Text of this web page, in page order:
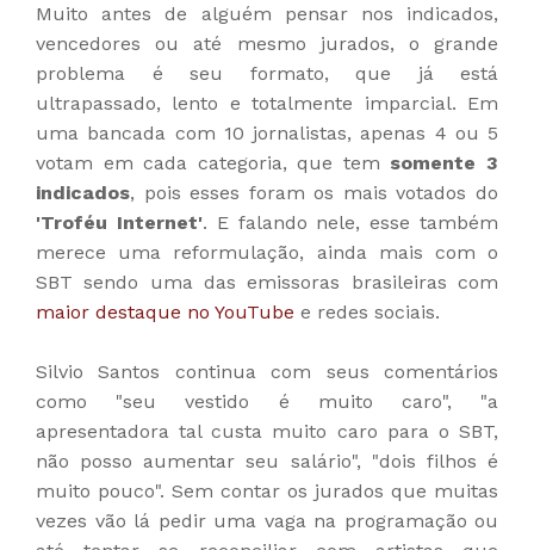
Muito antes de alguém pensar nos indicados,
vencedores ou até mesmo jurados, o grande
problema é seu formato, que já está
ultrapassado, lento e totalmente imparcial. Em
uma bancada com 10 jornalistas, apenas 4 ou 5
votam em cada categoria, que tem somente 3
indicados, pois esses foram os mais votados do
'Troféu Internet'. E falando nele, esse também
merece uma reformulação, ainda mais com o
SBT sendo uma das emissoras brasileiras com
maior destaque no YouTube e redes sociais.
Silvio Santos continua com seus comentários
como "seu vestido é muito caro", "a
apresentadora tal custa muito caro para o SBT,
não posso aumentar seu salário", "dois filhos é
muito pouco". Sem contar os jurados que muitas
vezes vão lá pedir uma vaga na programação ou